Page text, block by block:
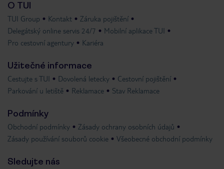
O TUI
TUI Group Kontakt
Záruka pojištění
Delegátský online servis 24/7
Mobilní aplikace TUI
Pro cestovní agentury
Kariéra
Užitečné informace
Cestujte s TUI Dovolená letecky
Cestovní pojištění
Parkování u letiště
Reklamace Stav Reklamace
Podmínky
Obchodní podmínky
Zásady ochrany osobních údajů
Zásady používání souborů cookie
Všeobecné obchodní podmínky
Sledujte nás